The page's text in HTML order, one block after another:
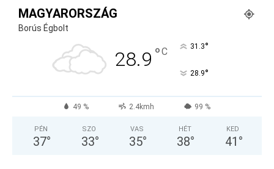
MAGYARORSZÁG
Borús Égbolt
28.9 °C 31.3°
28.9°
49 % 2.4kmh 99 %
PÉN
37°
SZO
33°
VAS
35°
HÉT
38°
KED
41 °